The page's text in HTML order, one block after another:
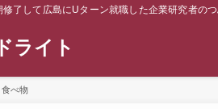
了して広島にUターン就職した企業研究者の
ライト
食べ物